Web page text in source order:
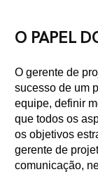
O PAPEL
O gerente de
sucesso de um
equipe, definir
que todos os
os objetivos
gerente de
comunicação,